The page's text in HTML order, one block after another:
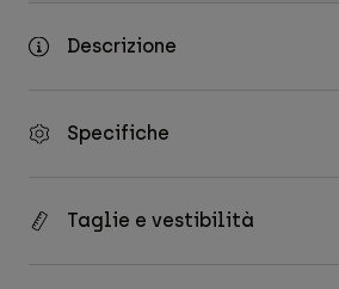
Descrizione
Specifiche
Taglie e vestibilità